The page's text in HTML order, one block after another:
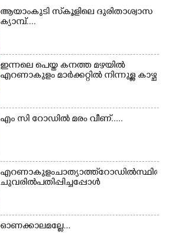
ആയാംകുടി സ്‌കൂളിലെ ദുരിതാശ്വാസ
ക്യാമ്പ്....
ഇന്നലെ പെയ്ത കനത്ത മഴയിൽ
എറണാകുളം മാർക്കറ്റിൽ നിന്നുള്ള കാഴ്ച
എം സി റോഡിൽ മരം വീണ്.....
എറണാകുളം ചാത്യാത്ത് റോഡിൽ സ്ഥിതി
ചുവരിൽ പതിപ്പിച്ചപ്പോൾ
ഓണക്കാലമല്ലേ...